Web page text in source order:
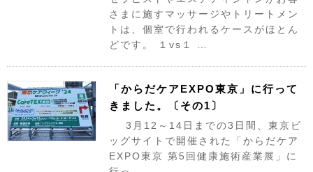
さまに施すマッサージやトリートメン
トは、個室で行われるケースがほとん
どです。 １vs１ …
「からだケアEXPO東京」に行って
きました。〔その1〕
3月12～14日までの3日間、東京ビ
ッグサイトで開催された「からだケア
EXPO東京 第5回健康施術産業展」に